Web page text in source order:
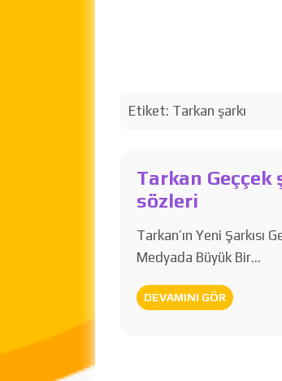
Etiket: Tarkan şarkı
Tarkan Geççek
sözleri
Tarkan’ın Yeni Şarkısı
Medyada Büyük Bir…
DEVAMINI GÖR